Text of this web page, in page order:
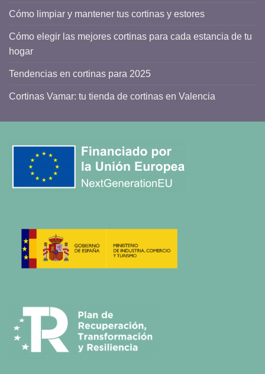
Cómo limpiar y mantener tus cortinas y estores
Cómo elegir las mejores cortinas para cada estancia de tu
hogar
Tendencias en cortinas para 2025
Cortinas Vamar: tu tienda de cortinas en Valencia